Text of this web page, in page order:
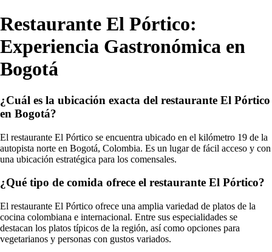
Restaurante El Pórtico:
Experiencia Gastronómica en
Bogotá
¿Cuál es la ubicación exacta del restaurante El Pórtico
en Bogotá?
El restaurante El Pórtico se encuentra ubicado en el kilómetro 19 de la
autopista norte en Bogotá, Colombia. Es un lugar de fácil acceso y con
una ubicación estratégica para los comensales.
¿Qué tipo de comida ofrece el restaurante El Pórtico?
El restaurante El Pórtico ofrece una amplia variedad de platos de la
cocina colombiana e internacional. Entre sus especialidades se
destacan los platos típicos de la región, así como opciones para
vegetarianos y personas con gustos variados.